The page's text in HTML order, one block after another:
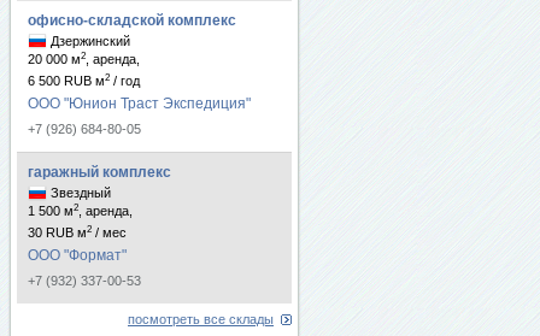
офисно-складской комплекс
Дзержинский
20 000 м2
, аренда,
6 500 RUB м2 / год
ООО "Юнион Траст Экспедиция"
+7 (926) 684-80-05
гаражный комплекс
Звездный
1 500 м2
, аренда,
30 RUB м2 / мес
ООО "Формат"
+7 (932) 337-00-53
посмотреть все склады